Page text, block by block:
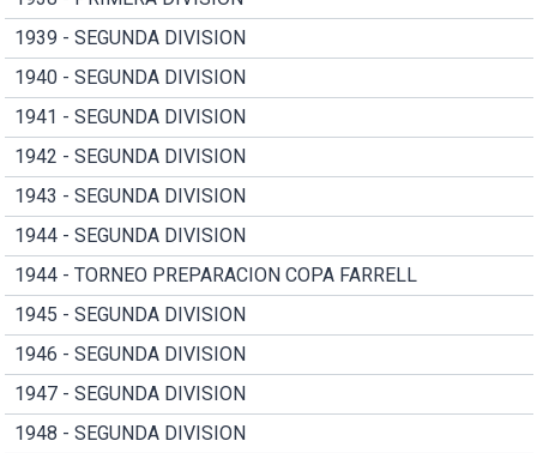
1939 - SEGUNDA DIVISION
1940 - SEGUNDA DIVISION
1941 - SEGUNDA DIVISION
1942 - SEGUNDA DIVISION
1943 - SEGUNDA DIVISION
1944 - SEGUNDA DIVISION
1944 - TORNEO PREPARACION COPA FARRELL
1945 - SEGUNDA DIVISION
1946 - SEGUNDA DIVISION
1947 - SEGUNDA DIVISION
1948 - SEGUNDA DIVISION